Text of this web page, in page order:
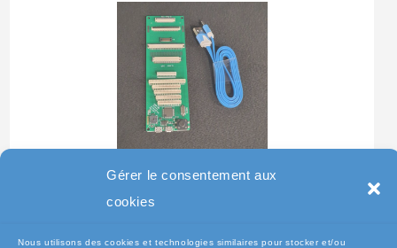
Gérer le consentement aux
cookies
Nous utilisons des cookies et technologies similaires pour stocker et/ou
Pc Portable